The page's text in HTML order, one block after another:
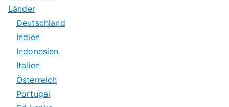
Länder
Deutschland
Indien
Indonesien
Italien
Österreich
Portugal